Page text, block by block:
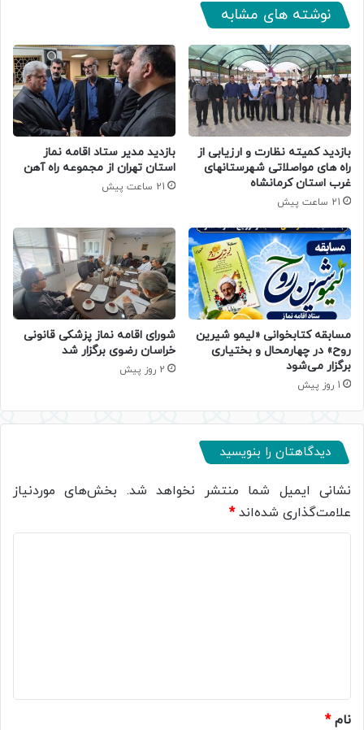
نوشته های مشابه
بازدید کمیته نظارت و ارزیابی از
راه های مواصلاتی شهرستانهای
غرب استان کرمانشاه
21 ساعت پیش
بازدید مدیر ستاد اقامه نماز
استان تهران از مجموعه راه آهن
21 ساعت پیش
مسابقه کتابخوانی «لیمو شیرین
روح» در چهارمحال و بختیاری
برگزار می‌شود
1 روز پیش
شورای اقامه نماز پزشکی قانونی
خراسان رضوی برگزار شد
2 روز پیش
دیدگاهتان را بنویسید
نشانی ایمیل شما منتشر نخواهد شد. بخش‌های موردنیاز
علامت‌گذاری شده‌اند*
نام*